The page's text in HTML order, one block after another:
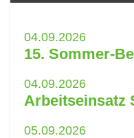
04.09.2026
15. Sommer-
04.09.2026
Arbeitseinsatz
05.09.2026